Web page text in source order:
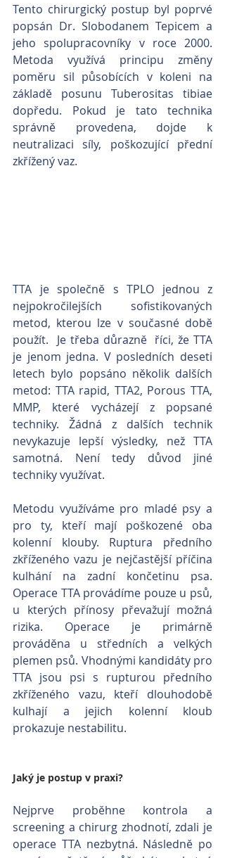
Tento chirurgický postup byl poprvé
popsán Dr. Slobodanem Tepicem a
jeho spolupracovníky v roce 2000.
Metoda využívá principu změny
poměru sil působících v koleni na
základě posunu Tuberositas tibiae
dopředu. Pokud je tato technika
správně provedena, dojde k
neutralizaci síly, poškozující přední
zkřížený vaz.
TTA je společně s TPLO jednou z
nejpokročilejších sofistikovaných
metod, kterou lze v současné době
použít.  Je třeba důrazně  říci, že TTA
je jenom jedna. V posledních deseti
letech bylo popsáno několik dalších
metod: TTA rapid, TTA2, Porous TTA,
MMP, které vycházejí z popsané
techniky. Žádná z dalších technik
nevykazuje lepší výsledky, než TTA
samotná. Není tedy důvod jiné
techniky využívat.
Metodu využíváme pro mladé psy a
pro ty, kteří mají poškozené oba
kolenní klouby. Ruptura předního
zkříženého vazu je nejčastější příčina
kulhání na zadní končetinu psa.
Operace TTA provádíme pouze u psů,
u kterých přínosy převažují možná
rizika. Operace je primárně
prováděna u středních a velkých
plemen psů. Vhodnými kandidáty pro
TTA jsou psi s rupturou předního
zkříženého vazu, kteří dlouhodobě
kulhají a jejich kolenní kloub
prokazuje nestabilitu.
Jaký je postup v praxi?
Nejprve proběhne kontrola a
screening a chirurg zhodnotí, zdali je
operace TTA nezbytná. Následně po